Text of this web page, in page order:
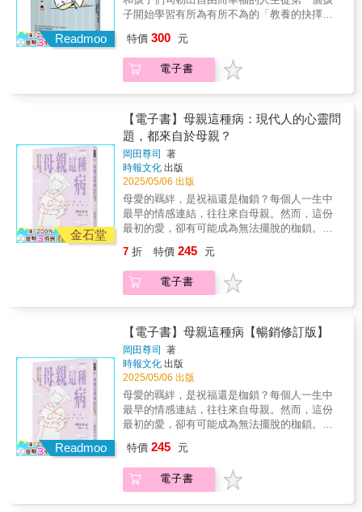
解，這是極少數作者能做到的。我非常感激她
願意與我們分享她人生中的痛苦和喜悅。我迫
不及待想把這本書送給我的摯友們，希望它能
H.「麗莎在這本書中的言辭和基於信仰的觀
點，幫助我在生活中建立一些我原未意識到需
要的界線。這份鼓勵對我來說是一種祝福，也
（Hope）H.「這本書是為那位心胸敞開，但需
要一些指引，以知道何時該說不、如何無愧地
設立界線，以及在艱難時刻該說什麼話的女孩
而寫。麗莎總是提醒我要守護好自己的心，也
教我如何真正榮耀我們的上帝。」——薩納茲
（Sanaz）W.
室」的教育理念，無疑將讓他的雙胞胎孩子成
為有能力、能貢獻社會的一員。──黑幼龍∣中文
卡內基訓練創辦人一步是最深的心，一萬步串
明。這光明回照了父母的心，並照亮了雙胞胎
孩子的心，更感動了所有人的心。─洪啟嵩∣國
際知名禪學大師《一萬步的希望》中的兩位教
孩子的環境，從雙胞胎孩子出生遭遇到的困
境，到孩子成長過程中面臨各種艱難環境的挑
戰，都能營造適當的環境，在「做中學」陪小
孩度過層層難關，也建立了孩子在學習世界中
的成長與自信。──莊淇銘∣國立臺北教育大學前
校長故事一開始我就被感動了！雙胞胎早產兒
的辛苦過程，對父母親是很大挑戰，但是作者
用毎天爬樓梯日走一萬步解壓、專注事情來解
子福祉的堅定承諾，是一本大家值得閱讀的激
勵書籍。──王儷凱∣中華寰宇公益協會理事長謹
感謝Davis老師用自家孩子為例，證實了：世上
沒有不可教育的孩子，也相信在天上的
步開展自己的人生。──張慧心∣「人間福報」資
深主編、國立教育廣播電臺「教育行動家」節
目主持人現代人需要的是正確的心態，工具與
環境；AI+學習方法+實踐的能力是未來所需，
這是一本充滿愛與勇氣的生命實踐書。──高立∣
國際AI教育就業聯盟召集委員身為28週4天早產
兒的父親，我走過焦慮、恐懼與無助，而這本
書正是那段旅程最真實的紀錄與陪伴。它幫我
說出了那些難以言喻的感受──那不是關於堅
事。──招名威∣中原大學教授、毒物專家
（烏烏醫師）∣婦產科醫師（依來函順序排列）
並非每段孕程都能迎來平安的誕生。本書中，
父親以細膩筆觸寫下陪伴極低體重早產雙胞胎
的歷程，映照出生命的韌性與親情的厚度。這
不只是一段育兒紀錄，更是一首獻給生命奇蹟
都會經歷起伏，但能夠從逆境中堅持下去、展
現勇氣與毅力的人，才能真正脫穎而出。作者
所強調的這種特質，正是本書最引人注目的核
心信息。其次，身為一位父親，我完全認同我
們必須為孩子準備好迎接現實世界的挑戰。除
了傳統的學術教育之外，領導能力與溝通技巧
等軟實力同樣至關重要。Davis 採用「世界教
室」的教育理念，無疑將讓他的雙胞胎孩子成
為有能力、能貢獻社會的一員。──黑幼龍∣中文
卡內基訓練創辦人一步是最深的心，一萬步串
明。這光明回照了父母的心，並照亮了雙胞胎
孩子的心，更感動了所有人的心。─洪啟嵩∣國
際知名禪學大師《一萬步的希望》中的兩位教
孩子的環境，從雙胞胎孩子出生遭遇到的困
境，到孩子成長過程中面臨各種艱難環境的挑
戰，都能營造適當的環境，在「做中學」陪小
孩度過層層難關，也建立了孩子在學習世界中
的成長與自信。──莊淇銘∣國立臺北教育大學前
校長故事一開始我就被感動了！雙胞胎早產兒
的辛苦過程，對父母親是很大挑戰，但是作者
憂。沒有設限的人生觀，對孩子的用心、對孩
子福祉的堅定承諾，是一本大家值得閱讀的激
勵書籍。──王儷凱∣中華寰宇公益協會理事長謹
共處。本書作者茉琳．莫德克身為關注女性自
我的榮格取向心理治療師，自經典名作《女英
雄的旅程》出版後，收到各地女性讀者來信，
憂鬱不快樂、與內在疏離。這些女性的成長歷
程，與茉琳自己似乎有著共通點，讓她不得不
面對這背後潛藏的關鍵──父女關係。茉琳梳理
眾多女性的訪談與夢境，包含深入自己與父親
的糾結，終於完成《父親的乖女兒》。她發
現，女兒會內化父親對她的看法，而女兒對父
親的認同越強，就越難建立獨立的身分認同。
她從神話、戲劇及童話溯源，描繪了富有代表
性的父女情結、象徵和原型力量，首次剖析伴
隨父愛而來的權力束縛，如何使女兒們與天賦
的陰性感受斷裂，只為得到父親認可。茉琳相
信，女兒們終將打破熟悉的父女相處模式，掙
深愛的他，但唯有經過從幻滅到和解的過程，
女人才能成為自己真實的模樣。作者讓我們體
認到：原來很多我們以為的「自由選擇」，其
準。──林晴晴透過這本書，我開始理解，過去
被壓抑的感受並不會消失，而是真實地影響著
我。這本書幫助乖女孩認識被壓抑的情緒，理
解自我需求，重新看見與父親的關係。──陳淑
琴本書為國內首部深入探討父女心理的專業著
作，推薦給想探索自身父女關係的女性，以及
正在經歷父職旅程的父親。──陳宏儒閱讀《父
親的乖女兒》，讓我深刻地意識到，父女之間
最珍貴的，不是彼此的認同或依賴，而是能夠
共同推薦──（依姓氏筆畫排列）呂旭亞／諮商
心理師、榮格心理分析師林晴晴／財團法人臺
北市磁山社會福利基金會董事哈克（黃士鈞）
Readmoo
子開始學習有所為有所不為的「教養的抉擇」
子十二年重回職場的準備是為母的藝術，是生
而為人無法捨棄的自由從職場到家庭，再從家
庭回到職場，美珍老師用自己的生命，書寫了
樂在工作，也想兼顧育兒？你投入家庭，卻日
漸感到落寞？你想重回職場，卻不知如何踏出
第一步？丘美珍曾是知名雜誌總編輯，樂在工
作帶來的挑戰與成就。三個孩子陸續誕生之
後，工作與家庭之間的拉扯，讓她不得不做出
抉擇，放下職場光環，全心陪伴孩子十二年。
在這段歷程中，她看到「陪伴的價值」，親子
相處的時光，都將成為孩子的幸福資產。孩子
陸續上大學後，她發現自己財務無法獨立、變
成「沒有故事的人」。她回到職場，重新享受
雙方的生命教育，她告訴我們：✦陪伴能夠成
就愛✦善用教養十大助力：1.陪伴、2.盟友、3.
手足、4.界線、5.困惑、6.空間、7.洞察、8.提
引導孩子走出屬於自己的路✦幸福，是教養的
最終目標✦用栽培孩子的熱情來栽培自己，重
啟人生下半場從這個社會的「工作體系」轉入
「照顧體系」在孩子家人身上花費了數萬小時
之後也許，在別人眼中我變成一個姿態平凡、
衣著不起眼、言語無味的歐巴桑但是，就身為
一個人的質地來說我覺得自己變成一個更好的
顧別人你的生命也會因此得到不凡的滋養
──────丘美珍專文推薦林俐君（綠君麻
麻） 作家、閱讀推廣者葉丙成 教育部政務
次長溫暖推薦沈雅琪 神老師陳志恆 諮商心
特價 300 元
電子書
金石堂
【電子書】母親這種病：現代人的心靈問
題，都來自於母親？
岡田尊司
著
時報文化 出版
2025/05/06 出版
母愛的羈絆，是祝福還是枷鎖？每個人一生中
最早的情感連結，往往來自母親。然而，這份
最初的愛，卻有可能成為無法擺脫的枷鎖。你
助，甚至無法真實做自己？你是否發現自己在
人際關係中反覆陷入痛苦的循環，卻不知問題
的根源？本書探討了一種無形卻深遠影響人生
自母親的過度控制、忽視，甚至無條件的溺
愛，都可能讓孩子在成長過程中產生不安全
感、自我否定、情感依附障礙，甚至影響成年
後的親密關係與自我價值認同。本書透過精神
科醫師的專業視角，結合豐富的臨床案例與心
理學研究，帶領讀者一步步剖析「母親病」的
形成原因、各種類型及其帶來的影響。本書不
只是檢視母親與孩子之間的關係，而是更進一
步提供自我療癒的方法。我們將探索：◎母親
年後的人際關係，剖析母親如何塑造我們的情
感模式。◎不同類型的「母親病」：過度支
配、情感忽視、冷漠疏離、過度保護等不同母
7 折 特價 245 元
電子書
Readmoo
【電子書】母親這種病【暢銷修訂版】
岡田尊司
著
時報文化 出版
2025/05/06 出版
母愛的羈絆，是祝福還是枷鎖？每個人一生中
最早的情感連結，往往來自母親。然而，這份
最初的愛，卻有可能成為無法擺脫的枷鎖。你
助，甚至無法真實做自己？你是否發現自己在
人際關係中反覆陷入痛苦的循環，卻不知問題
的根源？本書探討了一種無形卻深遠影響人生
特價 245 元
電子書